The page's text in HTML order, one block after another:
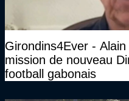
Girondins4Ever -
mission de nouveau
football gabonais